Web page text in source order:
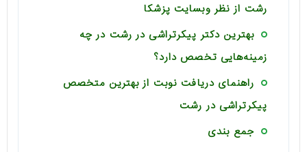
رشت از نظر وبسایت پزشکا
بهترین دکتر پیکرتراشی در رشت در چه
زمینه‌هایی تخصص دارد؟
راهنمای دریافت نوبت از بهترین متخصص
پیکرتراشی در رشت
جمع بندی